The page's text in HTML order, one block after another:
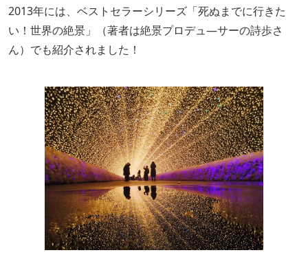
2013年には、ベストセラーシリーズ「死ぬまでに行きた
い！世界の絶景」（著者は絶景プロデュ―サーの詩歩さ
ん）でも紹介されました！